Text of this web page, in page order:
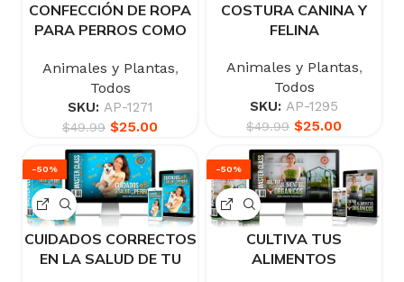
CONFECCIÓN DE ROPA
PARA PERROS COMO
Animales y Plantas,
Todos
SKU: AP-1271
$49.99 $25.00
COSTURA CANINA Y
FELINA
Animales y Plantas,
Todos
SKU: AP-1295
$49.99 $25.00
-50%
CUIDADOS CORRECTOS
EN LA SALUD DE TU
-50%
CULTIVA TUS
ALIMENTOS